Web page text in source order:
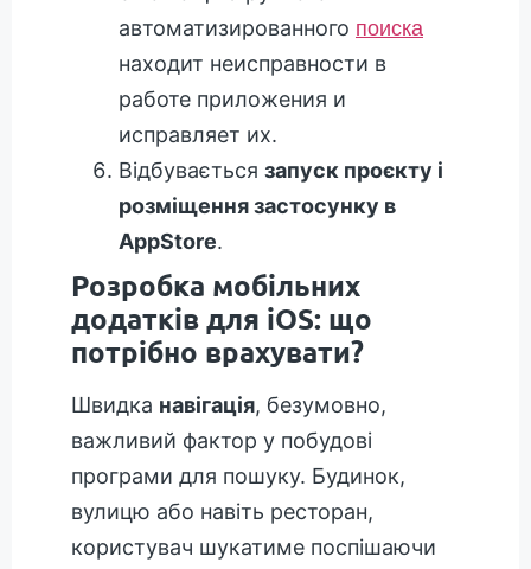
автоматизированного поиска
находит неисправности в
работе приложения и
исправляет их.
Відбувається запуск проєкту і
розміщення застосунку в
AppStore.
Розробка мобільних
додатків для iOS: що
потрібно врахувати?
Швидка навігація, безумовно,
важливий фактор у побудові
програми для пошуку. Будинок,
вулицю або навіть ресторан,
користувач шукатиме поспішаючи